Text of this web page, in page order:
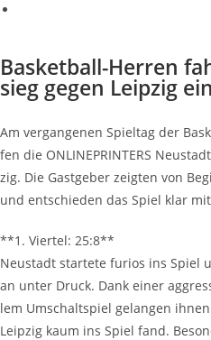
Bas­ket­ball-Her­ren
sieg gegen Leip­zig ein
Am ver­gan­ge­nen Spiel­tag der
fen die ONLINE­PRIN­TERS
zig. Die Gast­ge­ber zeig­ten von
und ent­schie­den das Spiel klar
**1. Vier­tel: 25:8**
Neu­stadt star­te­te furi­os ins Spiel
an unter Druck. Dank einer
lem Umschalt­spiel gelan­gen
Leip­zig kaum ins Spiel fand.